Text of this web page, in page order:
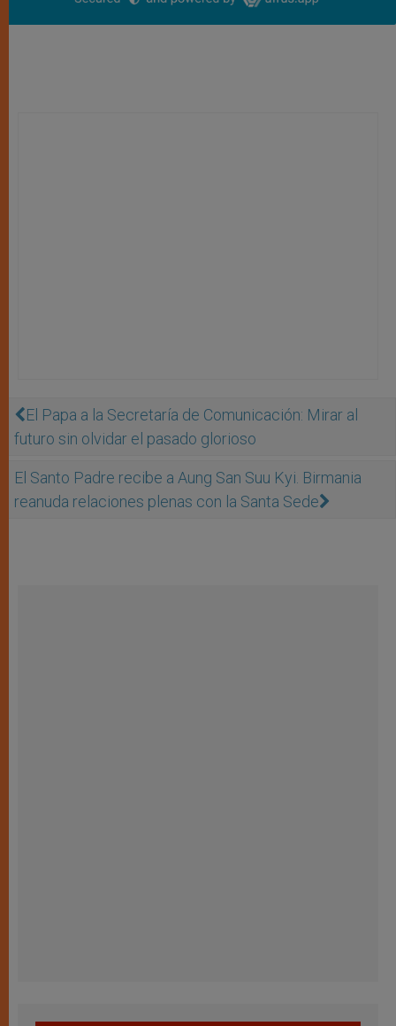
El Papa a la Secretaría de Comunicación: Mirar al
futuro sin olvidar el pasado glorioso
El Santo Padre recibe a Aung San Suu Kyi. Birmania
reanuda relaciones plenas con la Santa Sede